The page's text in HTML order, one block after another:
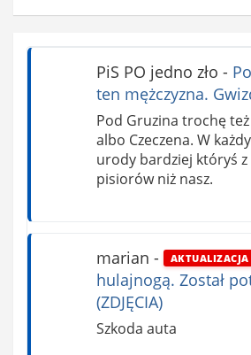
PiS PO jedno zło -
ten mężczyzna.
Pod Gruzina trochę
albo Czeczena. W
urody bardziej któryś z
pisiorów niż nasz.
marian - AKTUALIZACJA
hulajnogą. Został
(ZDJĘCIA)
Szkoda auta